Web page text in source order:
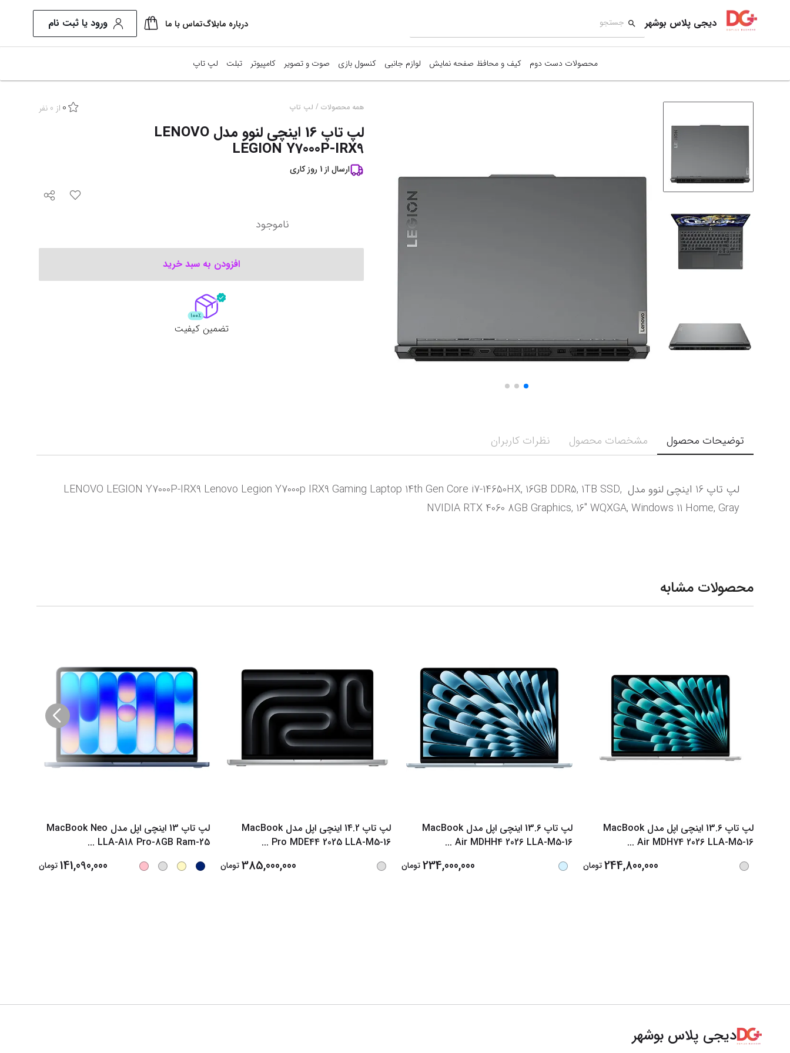
دیجی پلاس بوشهر درباره مابلاگتماس با ما ورود یا ثبت نام
محصولات دست دوم کیف و محافظ صفحه نمایش لوازم جانبی کنسول بازی صوت و تصویر کامپیوتر
قطعات کامپیوتر
تبلت لپ تاپ
همه محصولات / لپ تاپ 0 از 0 نفر
لپ تاپ 16 اینچی لنوو مدل LENOVO
LEGION Y7000P-IRX9
ارسال از 1 روز کاری
ناموجود
افزودن به سبد خرید
تضمین کیفیت
توضیحات محصول مشخصات محصول نظرات کاربران
لپ تاپ 16 اینچی لنوو مدل LENOVO LEGION Y7000P-IRX9 Lenovo Legion Y7000p IRX9 Gaming Laptop 14th Gen Core i7-14650HX, 16GB DDR5, 1TB SSD,
NVIDIA RTX 4060 8GB Graphics, 16" WQXGA, Windows 11 Home, Gray
محصولات مشابه
لپ تاپ 13.6 اینچی اپل مدل MacBook
Air MDH74 2026 LLA-M5-16
...
244,800,000 تومان
لپ تاپ 13.6 اینچی اپل مدل MacBook
Air MDHH4 2026 LLA-M5-16
...
234,000,000تومان
لپ تاپ 14.2 اینچی اپل مدل MacBook
Pro MDE44 2025 LLA-M5-16
...
385,000,000 تومان
لپ تاپ 13 اینچی اپل مدل MacBook Neo
LLA-A18 Pro-8GB Ram-25
...
141,090,000تومان
دیجی پلاس بوشهر